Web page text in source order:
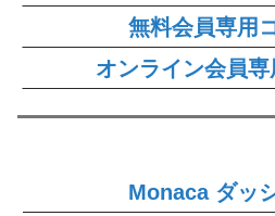
無料会員専用
オンライン会員
Monaca ダッ